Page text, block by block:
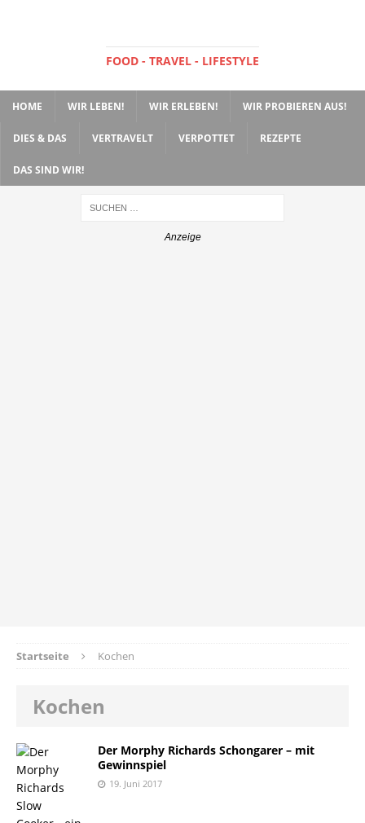
FOOD - TRAVEL - LIFESTYLE
HOME WIR LEBEN! WIR ERLEBEN! WIR PROBIEREN AUS!
DIES & DAS VERTRAVELT VERPOTTET REZEPTE
DAS SIND WIR!
Startseite Kochen
Kochen
Der Morphy Richards Schongarer – mit
Gewinnspiel
19. Juni 2017